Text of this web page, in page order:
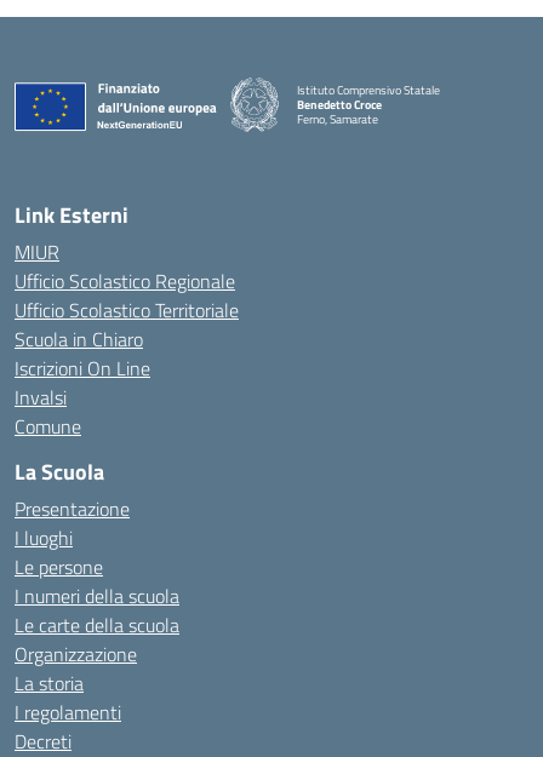
Istituto Comprensivo Statale
Benedetto Croce
Ferno, Samarate
Link Esterni
MIUR
Ufficio Scolastico Regionale
Ufficio Scolastico Territoriale
Scuola in Chiaro
Iscrizioni On Line
Invalsi
Comune
La Scuola
Presentazione
I luoghi
Le persone
I numeri della scuola
Le carte della scuola
Organizzazione
La storia
I regolamenti
Decreti